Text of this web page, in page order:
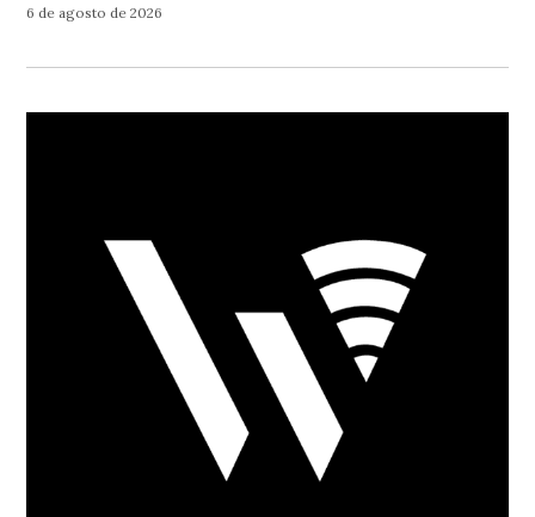
6 de agosto de 2026